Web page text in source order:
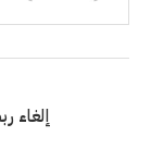
إلغاء